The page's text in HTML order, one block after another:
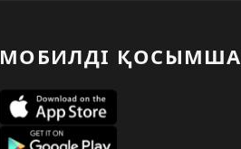
МОБИЛДІ ҚОСЫМША